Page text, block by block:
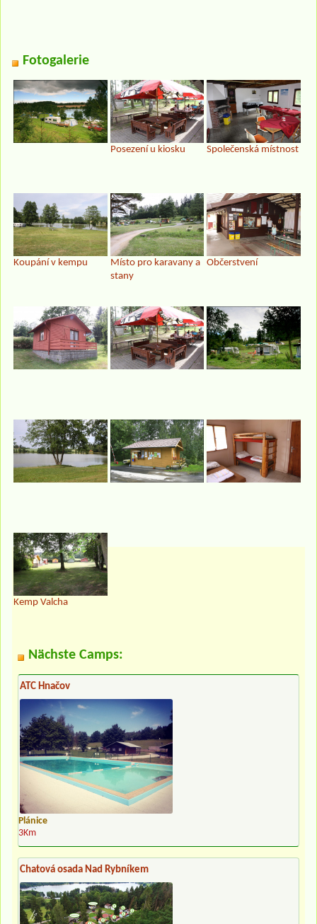
Fotogalerie
Posezení u kiosku Společenská místnost
Koupání v kempu
Místo pro karavany a
stany
Občerstvení
Kemp Valcha
Nächste Camps:
ATC Hnačov
Plánice
3Km
Chatová osada Nad Rybníkem